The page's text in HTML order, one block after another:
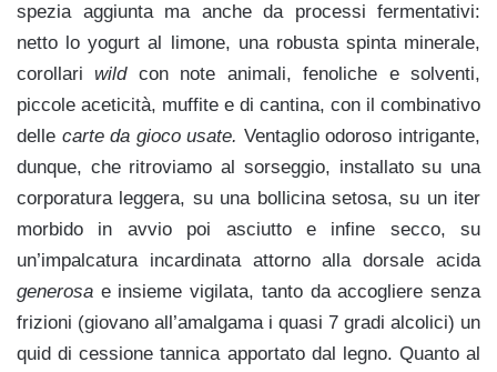
spezia aggiunta ma anche da processi fermentativi:
netto lo yogurt al limone, una robusta spinta minerale,
corollari wildcon note animali, fenoliche e solventi,
piccole aceticità, muffite e di cantina, con il combinativo
delle carte da gioco usate. Ventaglio odoroso intrigante,
dunque, che ritroviamo al sorseggio, installato su una
corporatura leggera, su una bollicina setosa, su un iter
morbido in avvio poi asciutto e infine secco, su
un’impalcatura incardinata attorno alla dorsale acida
generosa e insieme vigilata, tanto da accogliere senza
frizioni (giovano all’amalgama i quasi 7 gradi alcolici) un
quid di cessione tannica apportato dal legno. Quanto al